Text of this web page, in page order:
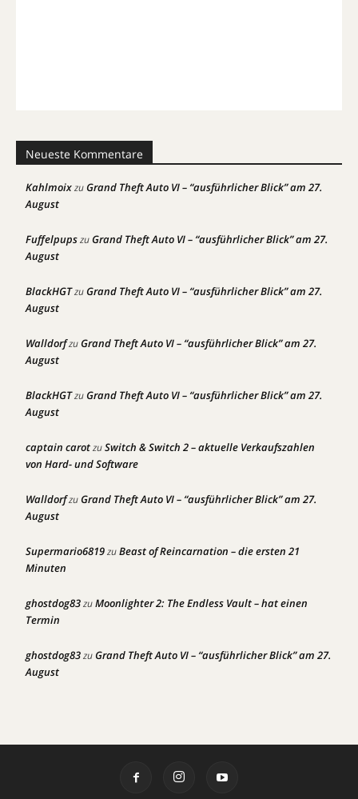
Neueste Kommentare
KahlmoixzuGrand Theft Auto VI – “ausführlicher Blick” am 27.
August
FuffelpupszuGrand Theft Auto VI – “ausführlicher Blick” am 27.
August
BlackHGTzuGrand Theft Auto VI – “ausführlicher Blick” am 27.
August
WalldorfzuGrand Theft Auto VI – “ausführlicher Blick” am 27.
August
BlackHGTzuGrand Theft Auto VI – “ausführlicher Blick” am 27.
August
captain carotzuSwitch & Switch 2 – aktuelle Verkaufszahlen
von Hard- und Software
WalldorfzuGrand Theft Auto VI – “ausführlicher Blick” am 27.
August
Supermario6819zuBeast of Reincarnation – die ersten 21
Minuten
ghostdog83zuMoonlighter 2: The Endless Vault – hat einen
Termin
ghostdog83zuGrand Theft Auto VI – “ausführlicher Blick” am 27.
August